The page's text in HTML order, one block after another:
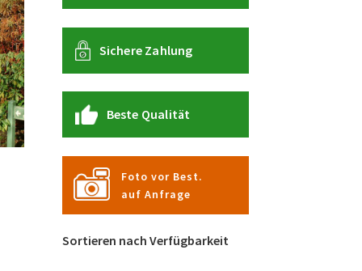
Sichere Zahlung
Beste Qualität
Foto vor Best.
auf Anfrage
Sortieren nach Verfügbarkeit